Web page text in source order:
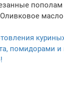
пополам
Оливковое масло
помидорами и